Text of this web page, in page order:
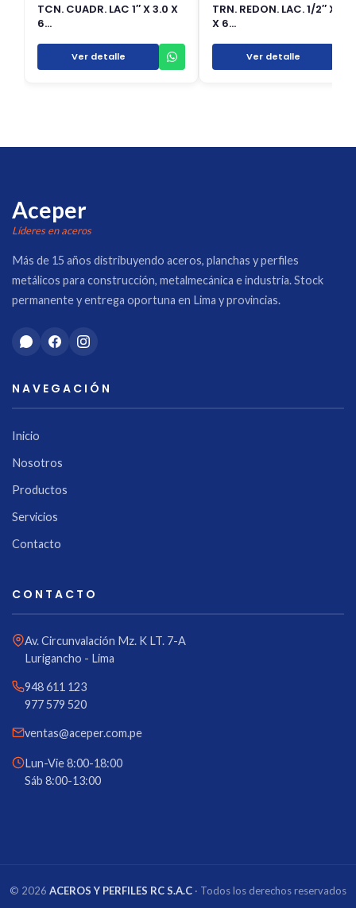
TCN. CUADR. LAC 1″ X 3.0 X
6…
Ver detalle
TRN. REDON. LAC. 1/2″ X 1.8
X 6…
Ver detalle
Aceper
Líderes en aceros
Más de 15 años distribuyendo aceros, planchas y perfiles
metálicos para construcción, metalmecánica e industria. Stock
permanente y entrega oportuna en Lima y provincias.
NAVEGACIÓN
Inicio
Nosotros
Productos
Servicios
Contacto
CONTACTO
Av. Circunvalación Mz. K LT. 7-A
Lurigancho - Lima
948 611 123
977 579 520
ventas@aceper.com.pe
Lun-Vie 8:00-18:00
Sáb 8:00-13:00
© 2026 ACEROS Y PERFILES RC S.A.C · Todos los derechos reservados